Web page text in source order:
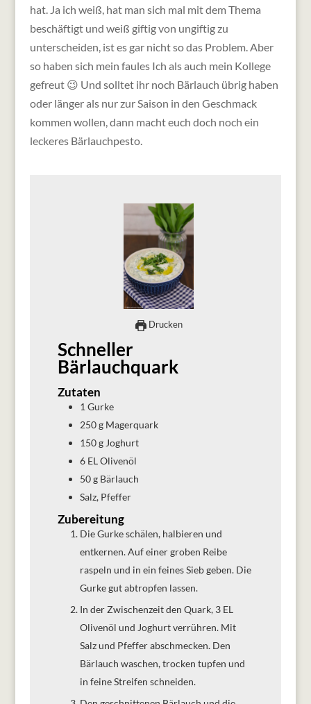
hat. Ja ich weiß, hat man sich mal mit dem Thema
beschäftigt und weiß giftig von ungiftig zu
unterscheiden, ist es gar nicht so das Problem. Aber
so haben sich mein faules Ich als auch mein Kollege
gefreut 😉 Und solltet ihr noch Bärlauch übrig haben
oder länger als nur zur Saison in den Geschmack
kommen wollen, dann macht euch doch noch ein
leckeres Bärlauchpesto.
Drucken
Schneller
Bärlauchquark
Zutaten
1 Gurke
250 g Magerquark
150 g Joghurt
6 EL Olivenöl
50 g Bärlauch
Salz, Pfeffer
Zubereitung
Die Gurke schälen, halbieren und
entkernen. Auf einer groben Reibe
raspeln und in ein feines Sieb geben. Die
Gurke gut abtropfen lassen.
In der Zwischenzeit den Quark, 3 EL
Olivenöl und Joghurt verrühren. Mit
Salz und Pfeffer abschmecken. Den
Bärlauch waschen, trocken tupfen und
in feine Streifen schneiden.